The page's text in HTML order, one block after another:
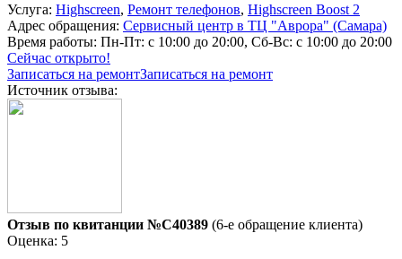
Услуга: Highscreen, Ремонт телефонов, Highscreen Boost 2
Адрес обращения: Сервисный центр в ТЦ "Аврора" (Самара)
Время работы: Пн-Пт: с 10:00 до 20:00, Сб-Вс: с 10:00 до 20:00
Сейчас открыто!
Записаться на ремонтЗаписаться на ремонт
Источник отзыва:
Отзыв по квитанции №C40389 (6-е обращение клиента)
Оценка: 5